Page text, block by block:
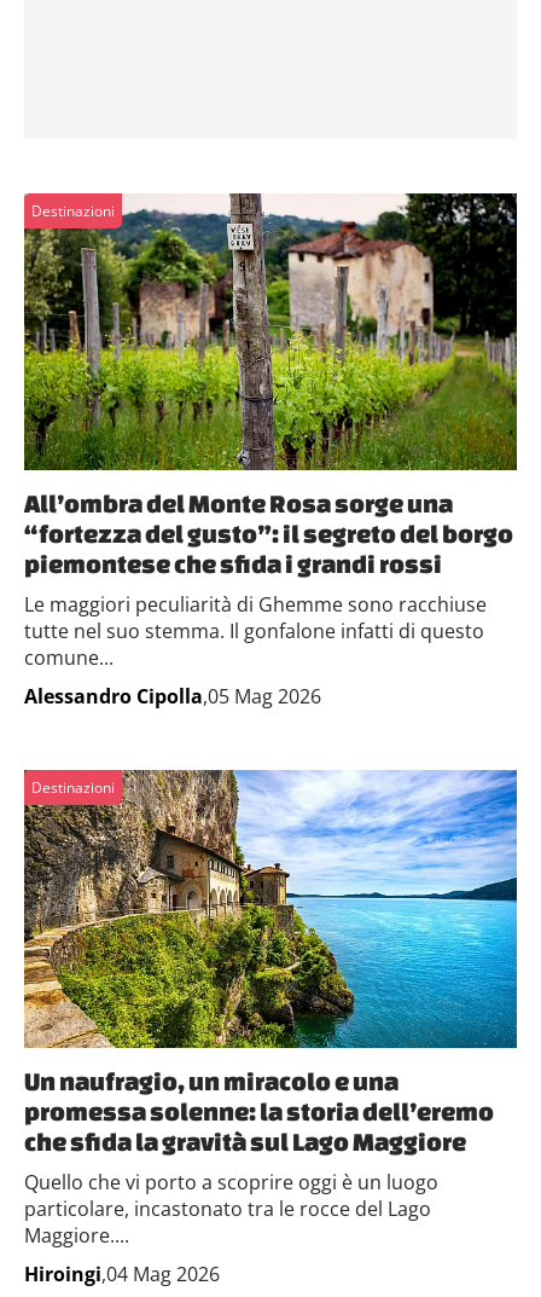
Destinazioni
All’ombra del Monte Rosa sorge una
“fortezza del gusto”: il segreto del borgo
piemontese che sfida i grandi rossi
Le maggiori peculiarità di Ghemme sono racchiuse
tutte nel suo stemma. Il gonfalone infatti di questo
comune...
Alessandro Cipolla,05 Mag 2026
Destinazioni
Un naufragio, un miracolo e una
promessa solenne: la storia dell’eremo
che sfida la gravità sul Lago Maggiore
Quello che vi porto a scoprire oggi è un luogo
particolare, incastonato tra le rocce del Lago
Maggiore....
Hiroingi,04 Mag 2026